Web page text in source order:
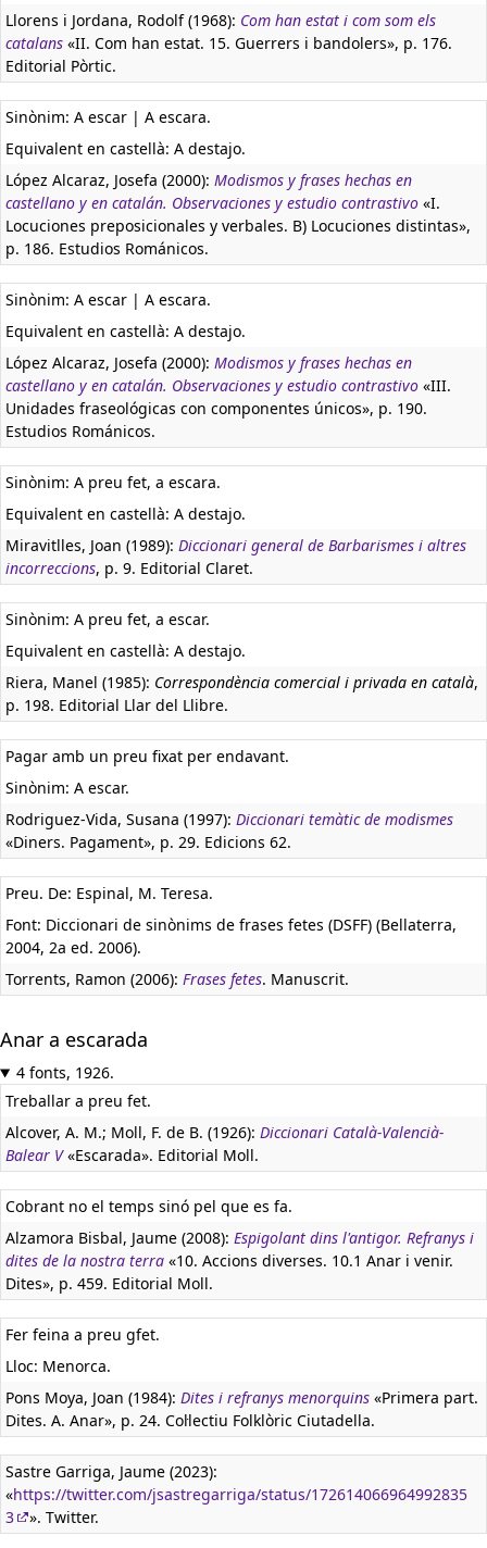
Llorens i Jordana, Rodolf (1968): Com han estat i com som els
catalans «II. Com han estat. 15. Guerrers i bandolers», p. 176.
Editorial Pòrtic.
Sinònim: A escar | A escara.
Equivalent en castellà: A destajo.
López Alcaraz, Josefa (2000): Modismos y frases hechas en
castellano y en catalán. Observaciones y estudio contrastivo «I.
Locuciones preposicionales y verbales. B) Locuciones distintas»,
p. 186. Estudios Románicos.
Sinònim: A escar | A escara.
Equivalent en castellà: A destajo.
López Alcaraz, Josefa (2000): Modismos y frases hechas en
castellano y en catalán. Observaciones y estudio contrastivo «III.
Unidades fraseológicas con componentes únicos», p. 190.
Estudios Románicos.
Sinònim: A preu fet, a escara.
Equivalent en castellà: A destajo.
Miravitlles, Joan (1989): Diccionari general de Barbarismes i altres
incorreccions, p. 9. Editorial Claret.
Sinònim: A preu fet, a escar.
Equivalent en castellà: A destajo.
Riera, Manel (1985): Correspondència comercial i privada en català,
p. 198. Editorial Llar del Llibre.
Pagar amb un preu fixat per endavant.
Sinònim: A escar.
Rodriguez-Vida, Susana (1997): Diccionari temàtic de modismes
«Diners. Pagament», p. 29. Edicions 62.
Preu. De: Espinal, M. Teresa.
Font: Diccionari de sinònims de frases fetes (DSFF) (Bellaterra,
2004, 2a ed. 2006).
Torrents, Ramon (2006): Frases fetes. Manuscrit.
Anar a escarada
4 fonts, 1926.
Treballar a preu fet.
Alcover, A. M.; Moll, F. de B. (1926): Diccionari Català-Valencià-
Balear V«Escarada». Editorial Moll.
Cobrant no el temps sinó pel que es fa.
Alzamora Bisbal, Jaume (2008): Espigolant dins l'antigor. Refranys i
dites de la nostra terra «10. Accions diverses. 10.1 Anar i venir.
Dites», p. 459. Editorial Moll.
Fer feina a preu gfet.
Lloc: Menorca.
Pons Moya, Joan (1984): Dites i refranys menorquins «Primera part.
Dites. A. Anar», p. 24. Col·lectiu Folklòric Ciutadella.
Sastre Garriga, Jaume (2023):
«https://twitter.com/jsastregarriga/status/172614066964992835
3
». Twitter.